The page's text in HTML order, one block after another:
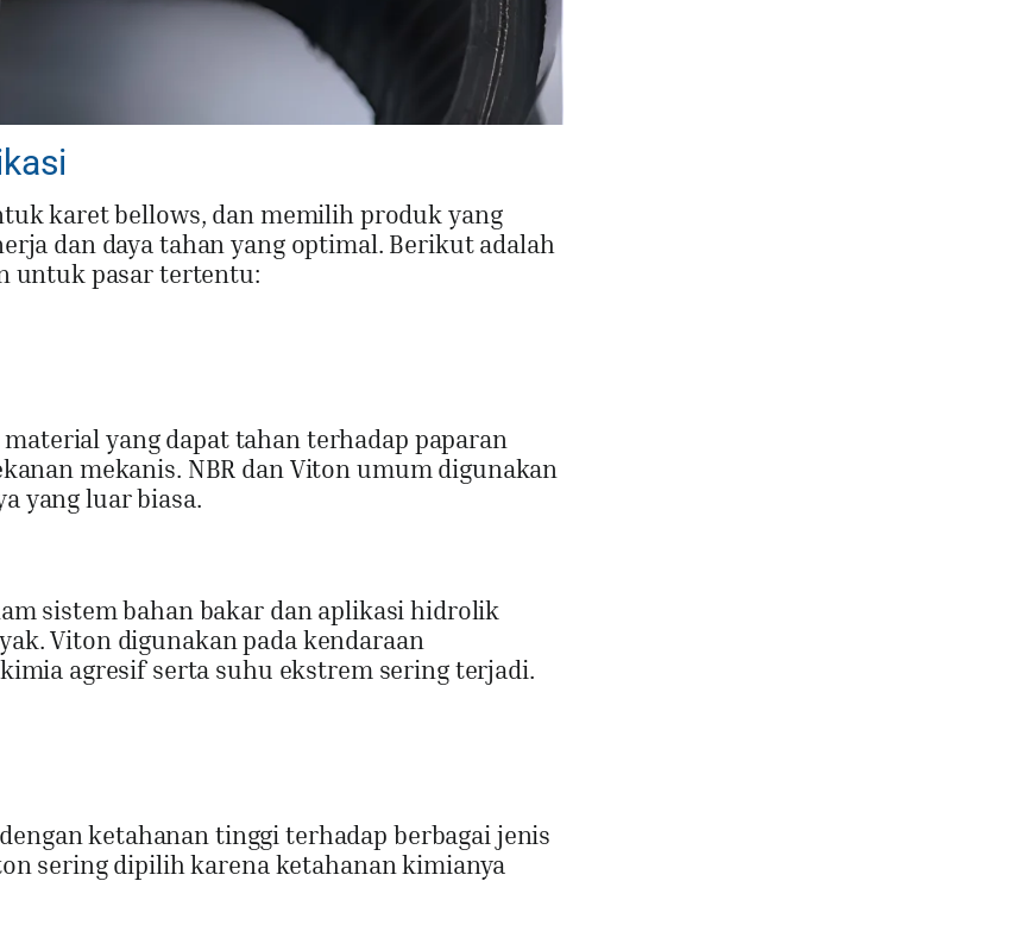
karet bellows, dan memilih produk yang
dan daya tahan yang optimal. Berikut adalah
untuk pasar tertentu:
yang dapat tahan terhadap paparan
mekanis. NBR dan Viton umum digunakan
yang luar biasa.
sistem bahan bakar dan aplikasi hidrolik
Viton digunakan pada kendaraan
agresif serta suhu ekstrem sering terjadi.
ketahanan tinggi terhadap berbagai jenis
sering dipilih karena ketahanan kimianya